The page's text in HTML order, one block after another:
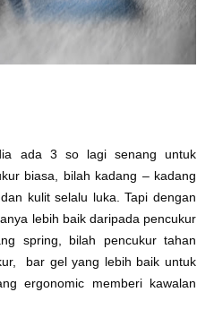
ada 3 so lagi senang untuk
biasa, bilah kadang – kadang
kulit selalu luka. Tapi dengan
lebih baik daripada pencukur
spring, bilah pencukur tahan
bar gel yang lebih baik untuk
ergonomic memberi kawalan